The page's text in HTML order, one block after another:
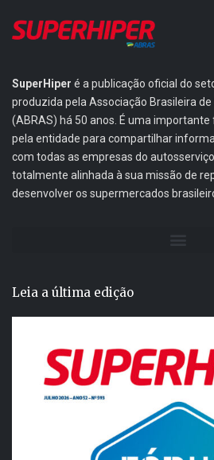
SuperHiper é a publicação oficial do
produzida pela Associação Brasileira
(ABRAS) há 50 anos. É uma
pela entidade para compartilhar
com todas as empresas do
totalmente alinhada à sua missão de
desenvolver os supermercados
Leia a última edição